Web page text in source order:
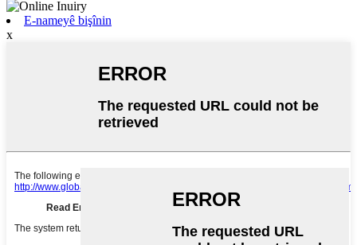
E-nameyê bişînin
x